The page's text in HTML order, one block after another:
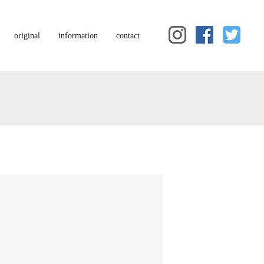
original information contact